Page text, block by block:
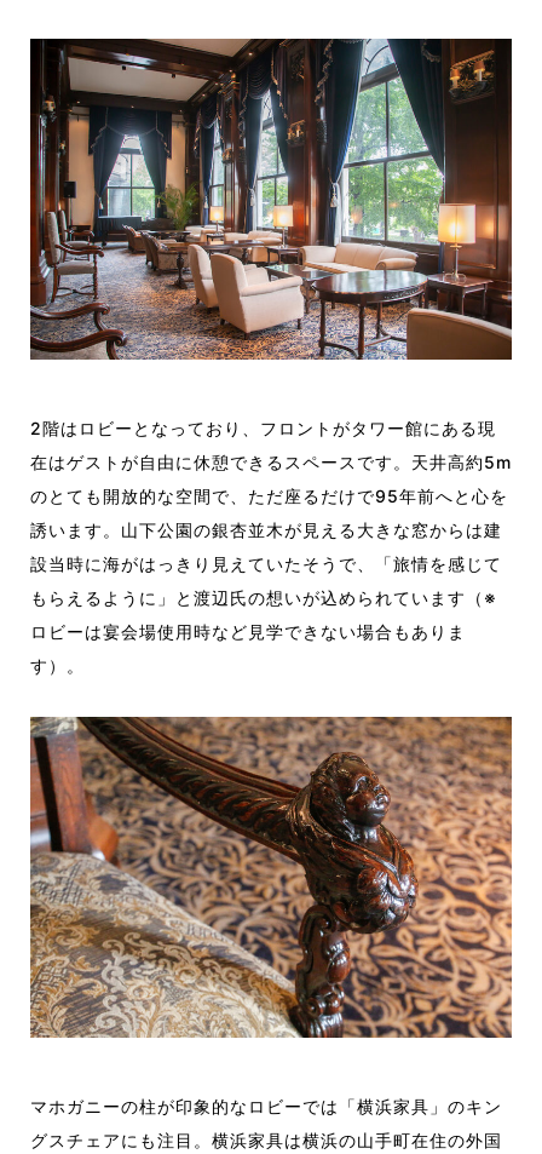
2階はロビーとなっており、フロントがタワー館にある現
在はゲストが自由に休憩できるスペースです。天井高約5m
のとても開放的な空間で、ただ座るだけで95年前へと心を
誘います。山下公園の銀杏並木が見える大きな窓からは建
設当時に海がはっきり見えていたそうで、「旅情を感じて
もらえるように」と渡辺氏の想いが込められています（※
ロビーは宴会場使用時など見学できない場合もありま
す）。
マホガニーの柱が印象的なロビーでは「横浜家具」のキン
グスチェアにも注目。横浜家具は横浜の山手町在住の外国